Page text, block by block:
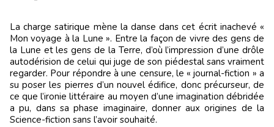
La charge satirique mène la danse dans cet écrit inachevé «
Mon voyage à la Lune ». Entre la façon de vivre des gens de
la Lune et les gens de la Terre, d’où l’impression d’une drôle
autodérision de celui qui juge de son piédestal sans vraiment
regarder. Pour répondre à une censure, le « journal-fiction » a
su poser les pierres d’un nouvel édifice, donc précurseur, de
ce que l’ironie littéraire au moyen d’une imagination débridée
a pu, dans sa phase imaginaire, donner aux origines de la
Science-fiction sans l’avoir souhaité.